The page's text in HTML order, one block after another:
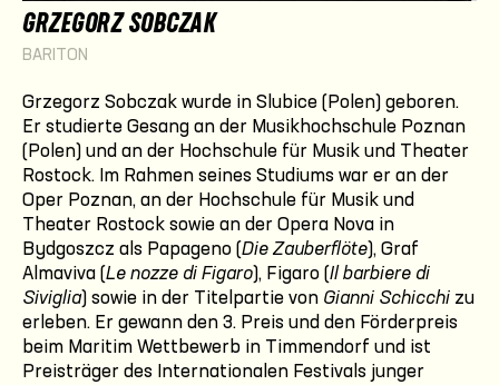
GRZEGORZ SOBCZAK
BARITON
Grzegorz Sobczak wurde in Slubice (Polen) geboren.
Er studierte Gesang an der Musikhochschule Poznan
(Polen) und an der Hochschule für Musik und Theater
Rostock. Im Rahmen seines Studiums war er an der
Oper Poznan, an der Hochschule für Musik und
Theater Rostock sowie an der Opera Nova in
Bydgoszcz als Papageno (Die Zauberflöte), Graf
Almaviva (Le nozze di Figaro), Figaro (Il barbiere di
Siviglia) sowie in der Titelpartie von Gianni Schicchi zu
erleben. Er gewann den 3. Preis und den Förderpreis
beim Maritim Wettbewerb in Timmendorf und ist
Preisträger des Internationalen Festivals junger